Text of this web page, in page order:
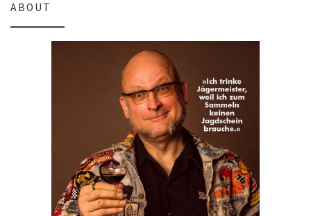
ABOUT